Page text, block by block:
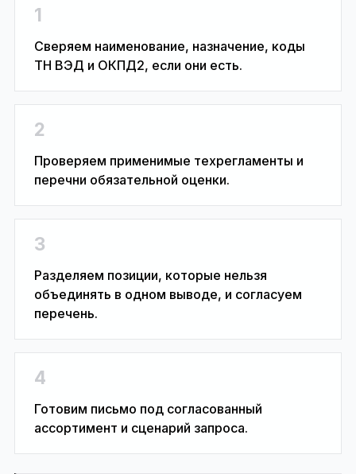
1
Сверяем наименование, назначение, коды
ТН ВЭД и ОКПД2, если они есть.
2
Проверяем применимые техрегламенты и
перечни обязательной оценки.
3
Разделяем позиции, которые нельзя
объединять в одном выводе, и согласуем
перечень.
4
Готовим письмо под согласованный
ассортимент и сценарий запроса.